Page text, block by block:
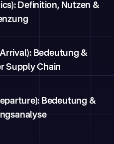
Definition, Nutzen &
Bedeutung &
Supply Chain
Bedeutung &